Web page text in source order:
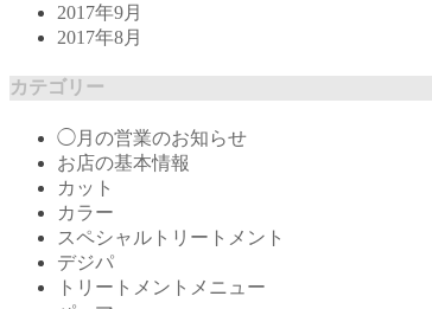
2017年9月
2017年8月
カテゴリー
◯月の営業のお知らせ
お店の基本情報
カット
カラー
スペシャルトリートメント
デジパ
トリートメントメニュー